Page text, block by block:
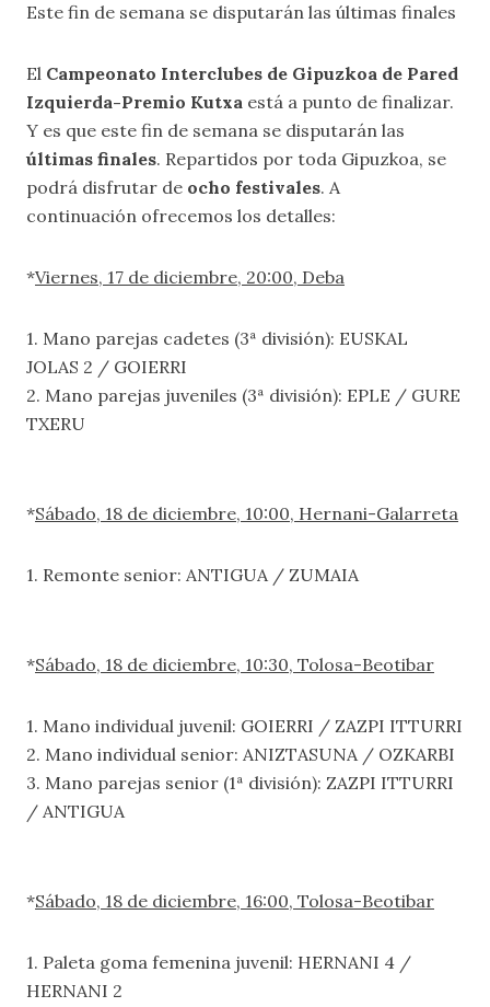
Este fin de semana se disputarán las últimas finales
El Campeonato Interclubes de Gipuzkoa de Pared
Izquierda-Premio Kutxa está a punto de finalizar.
Y es que este fin de semana se disputarán las
últimas finales. Repartidos por toda Gipuzkoa, se
podrá disfrutar de ocho festivales. A
continuación ofrecemos los detalles:
*Viernes, 17 de diciembre, 20:00, Deba
1. Mano parejas cadetes (3ª división): EUSKAL
JOLAS 2 / GOIERRI
2. Mano parejas juveniles (3ª división): EPLE / GURE
TXERU
*Sábado, 18 de diciembre, 10:00, Hernani-Galarreta
1. Remonte senior: ANTIGUA / ZUMAIA
*Sábado, 18 de diciembre, 10:30, Tolosa-Beotibar
1. Mano individual juvenil: GOIERRI / ZAZPI ITTURRI
2. Mano individual senior: ANIZTASUNA / OZKARBI
3. Mano parejas senior (1ª división): ZAZPI ITTURRI
/ ANTIGUA
*Sábado, 18 de diciembre, 16:00, Tolosa-Beotibar
1. Paleta goma femenina juvenil: HERNANI 4 /
HERNANI 2